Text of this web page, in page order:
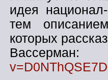
идея
тем
которых